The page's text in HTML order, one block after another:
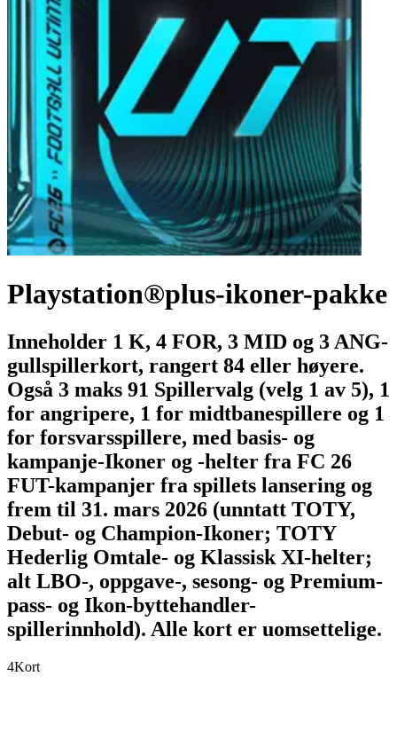
Playstation®plus-ikoner-pakke
Inneholder 1 K, 4 FOR, 3 MID og 3 ANG-
gullspillerkort, rangert 84 eller høyere.
Også 3 maks 91 Spillervalg (velg 1 av 5), 1
for angripere, 1 for midtbanespillere og 1
for forsvarsspillere, med basis- og
kampanje-Ikoner og -helter fra FC 26
FUT-kampanjer fra spillets lansering og
frem til 31. mars 2026 (unntatt TOTY,
Debut- og Champion-Ikoner; TOTY
Hederlig Omtale- og Klassisk XI-helter;
alt LBO-, oppgave-, sesong- og Premium-
pass- og Ikon-byttehandler-
spillerinnhold). Alle kort er uomsettelige.
4Kort